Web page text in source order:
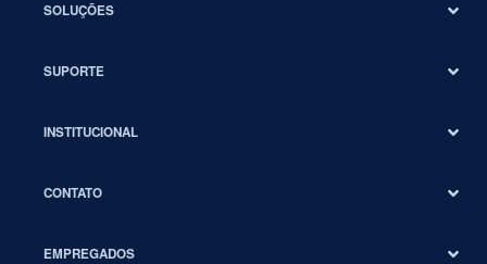
SOLUÇÕES
SUPORTE
INSTITUCIONAL
CONTATO
EMPREGADOS